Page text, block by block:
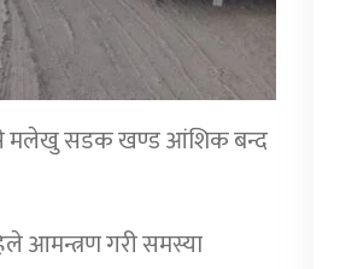
मलेखु सडक खण्ड आंशिक बन्द
आमन्त्रण गरी समस्या